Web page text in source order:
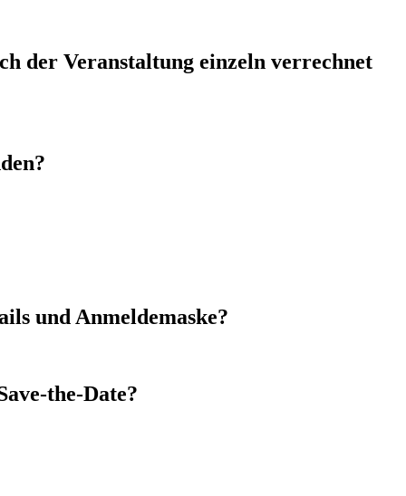
der Veranstaltung einzeln verrechnet
und Anmeldemaske?
the-Date?